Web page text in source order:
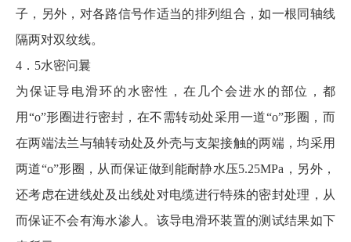
子，另外，对各路信号作适当的排列组合，如一根同轴线
隔两对双纹线。
4．5水密问曩
为保证导电滑环的水密性，在几个会进水的部位，都
用“o”形圈进行密封，在不需转动处采用一道“o”形圈，而
在两端法兰与轴转动处及外壳与支架接触的两端，均采用
两道“o”形圈，从而保证做到能耐静水压5.25MPa，另外，
还考虑在进线处及出线处对电缆进行特殊的密封处理，从
而保证不会有海水渗人。该导电滑环装置的测试结果如下